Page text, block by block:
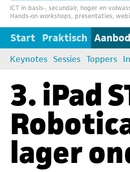
ICT in basis-, secundair, hoger en
Hands-on workshops, presentaties,
Start Praktisch Aanbod
Keynotes Sessies Toppers
3. iPad
lager